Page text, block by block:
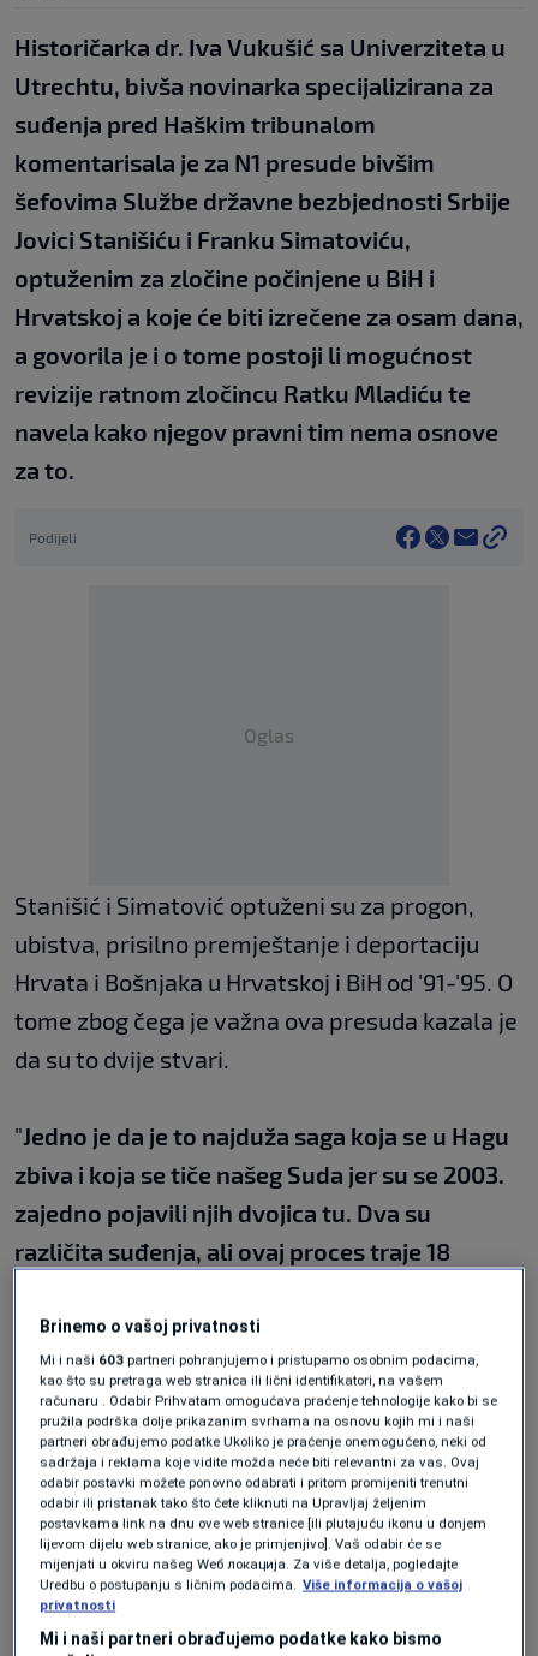
Historičarka dr. Iva Vukušić sa Univerziteta u
Utrechtu, bivša novinarka specijalizirana za
suđenja pred Haškim tribunalom
komentarisala je za N1 presude bivšim
šefovima Službe državne bezbjednosti Srbije
Jovici Stanišiću i Franku Simatoviću,
optuženim za zločine počinjene u BiH i
Hrvatskoj a koje će biti izrečene za osam dana,
a govorila je i o tome postoji li mogućnost
revizije ratnom zločincu Ratku Mladiću te
navela kako njegov pravni tim nema osnove
za to.
Podijeli
Oglas
Stanišić i Simatović optuženi su za progon,
ubistva, prisilno premještanje i deportaciju
Hrvata i Bošnjaka u Hrvatskoj i BiH od '91-'95. O
tome zbog čega je važna ova presuda kazala je
da su to dvije stvari.
"Jedno je da je to najduža saga koja se u Hagu
zbiva i koja se tiče našeg Suda jer su se 2003.
zajedno pojavili njih dvojica tu. Dva su
različita suđenja, ali ovaj proces traje 18
nevjerojatna. To suđenje spaja Beograd i
Miloševićev režim sa akterima, njegovim
suradnicima u Slavoniji, oko Knina, i u BiH. Ta
veza između Beograda i zločina na terenu je
suština ovog suđenja, te paravojske i tu je
komplikacija jer je tu sucima bilo teško
shvatiti koji je pravni zaključak pravi",
komentarisala je Vukušić.
Brinemo o vašoj privatnosti
Mi i naši 603 partneri pohranjujemo i pristupamo osobnim podacima,
kao što su pretraga web stranica ili lični identifikatori, na vašem
računaru . Odabir Prihvatam omogućava praćenje tehnologije kako bi se
pružila podrška dolje prikazanim svrhama na osnovu kojih mi i naši
partneri obrađujemo podatke Ukoliko je praćenje onemogućeno, neki od
sadržaja i reklama koje vidite možda neće biti relevantni za vas. Ovaj
odabir postavki možete ponovno odabrati i pritom promijeniti trenutni
odabir ili pristanak tako što ćete kliknuti na Upravljaj željenim
postavkama link na dnu ove web stranice [ili plutajuću ikonu u donjem
lijevom dijelu web stranice, ako je primjenjivo]. Vaš odabir će se
mijenjati u okviru našeg Wеб локација. Za više detalja, pogledajte
Uredbu o postupanju s ličnim podacima. Više informacija o vašoj
privatnosti
Mi i naši partneri obrađujemo podatke kako bismo